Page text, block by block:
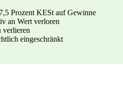
Prozent KESt auf Gewinne
an Wert verloren
verlieren
eingeschränkt